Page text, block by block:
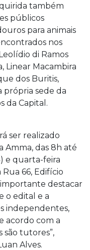
também
públicos
para animais
nos
di Ramos
Linear Macambira
dos Buritis,
própria sede da
da Capital.
ser realizado
Amma, das 8h até
e quarta-feira
66, Edifício
destacar
o edital e a
independentes,
acordo com a
são tutores”,
Alves.